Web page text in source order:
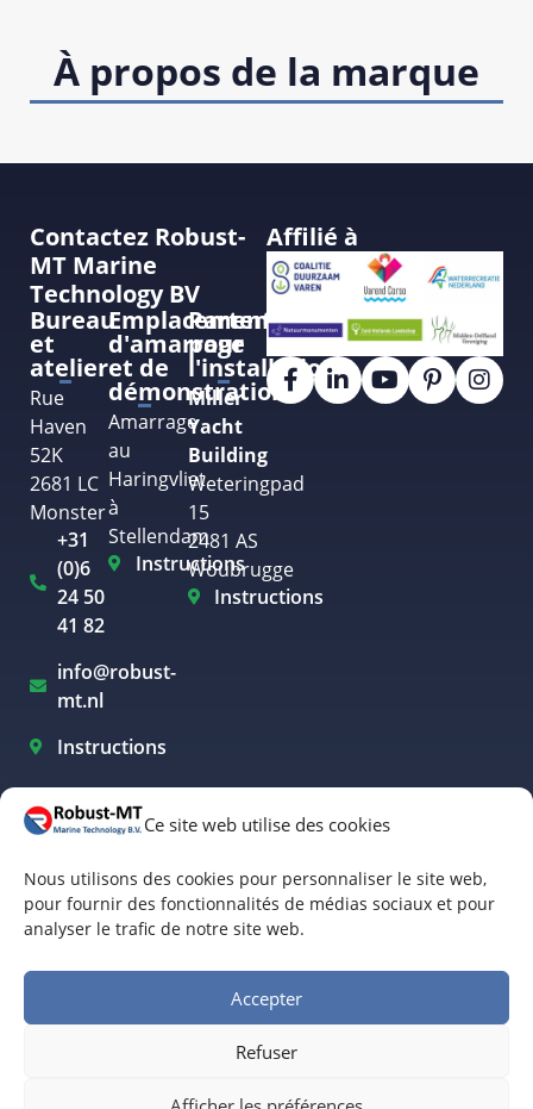
Ce site web utilise des cookies
Nous utilisons des cookies pour personnaliser le site web,
pour fournir des fonctionnalités de médias sociaux et pour
analyser le trafic de notre site web.
Accepter
Refuser
À propos de la marque
Contactez Robust-
MT Marine
Technology BV
Bureau
et
atelier
Rue
Haven
52K
2681 LC
Monster
+31
(0)6
24 50
41 82
info@robust-
mt.nl
Instructions
Emplacement
d'amarrage
et de
démonstration
Amarrage
au
Haringvliet
à
Stellendam
Instructions
Partenaire
pour
l'installation
Miller
Yacht
Building
Weteringpad
15
2481 AS
Woubrugge
Instructions
Affilié à
Navigation électrique Westland
Navigation électrique à Rotterdam
Navigation de plaisance électrique à Amsterdam
Navigation électrique en Frise